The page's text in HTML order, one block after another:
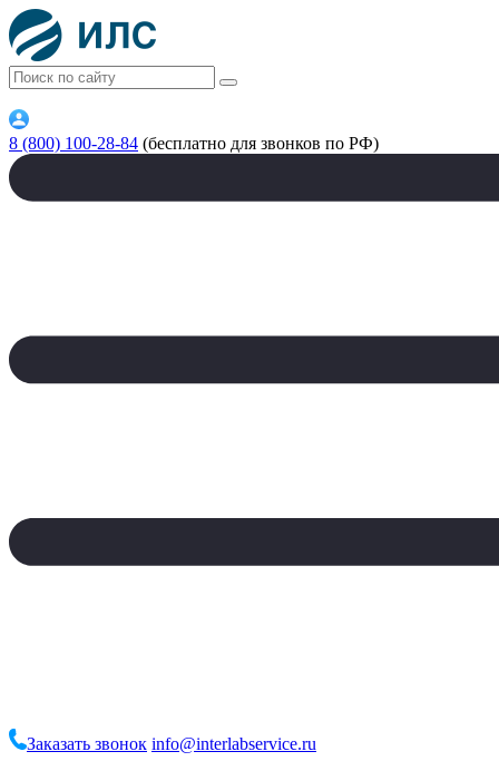
8 (800) 100-28-84 (бесплатно для звонков по РФ)
Заказать звонок info@interlabservice.ru